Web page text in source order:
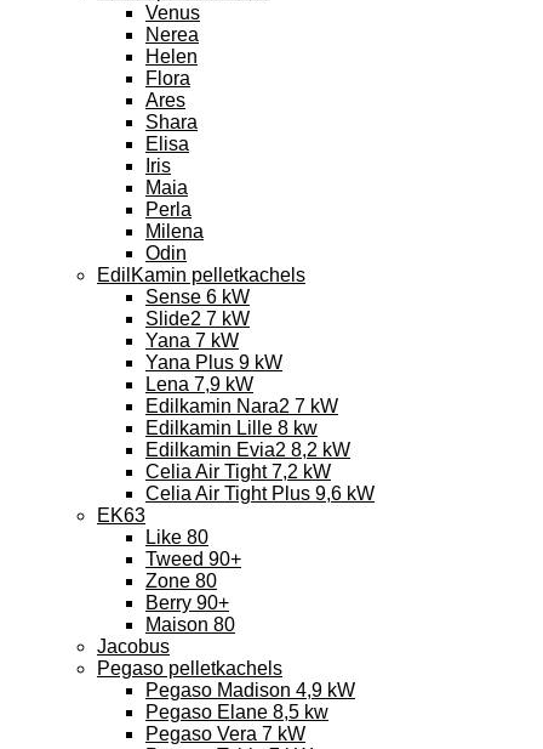
Venus
Nerea
Helen
Flora
Ares
Shara
Elisa
Iris
Maia
Perla
Milena
Odin
EdilKamin pelletkachels
Sense 6 kW
Slide2 7 kW
Yana 7 kW
Yana Plus 9 kW
Lena 7,9 kW
Edilkamin Nara2 7 kW
Edilkamin Lille 8 kw
Edilkamin Evia2 8,2 kW
Celia Air Tight 7,2 kW
Celia Air Tight Plus 9,6 kW
EK63
Like 80
Tweed 90+
Zone 80
Berry 90+
Maison 80
Jacobus
Pegaso pelletkachels
Pegaso Madison 4,9 kW
Pegaso Elane 8,5 kw
Pegaso Vera 7 kW